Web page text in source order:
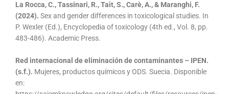
La Rocca, C., Tassinari, R., Tait, S., Carè, A., & Maranghi, F.
(2024). Sex and gender differences in toxicological studies. In
P. Wexler (Ed.), Encyclopedia of toxicology (4th ed., Vol. 8, pp.
483-486). Academic Press.
Red internacional de eliminación de contaminantes – IPEN.
(s.f.). Mujeres, productos químicos y ODS. Suecia. Disponible
en: